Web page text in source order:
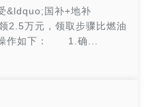
国补+地补
2.5万元，领取步骤比燃油
操作如下： 1.确...